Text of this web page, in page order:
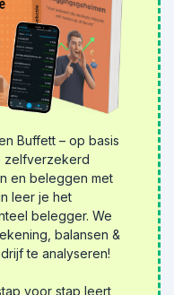
Buffett – op basis
zelfverzekerd
en beleggen met
leer je het
belegger. We
balansen &
te analyseren!
voor stap leert